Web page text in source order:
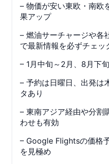
– 物価が安い東欧・南欧
果アップ
– 燃油サーチャージや各
で最新情報を必ずチェッ
– 1月中旬～2月、8月下
– 予約は日曜日、出発は
タあり
– 東南アジア経由や分割
わせも有効
– Google Flightsの価格
を見極め